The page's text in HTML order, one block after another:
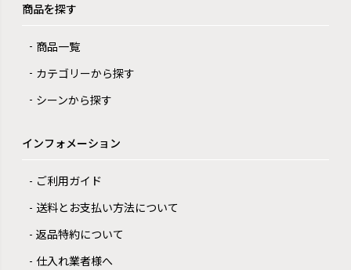
商品を探す
商品一覧
カテゴリーから探す
シーンから探す
インフォメーション
ご利用ガイド
送料とお支払い方法について
返品特約について
仕入れ業者様へ